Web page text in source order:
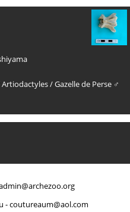
Artiodactyles/Gazelle de Perse ♂
-coutureaum@aol.com